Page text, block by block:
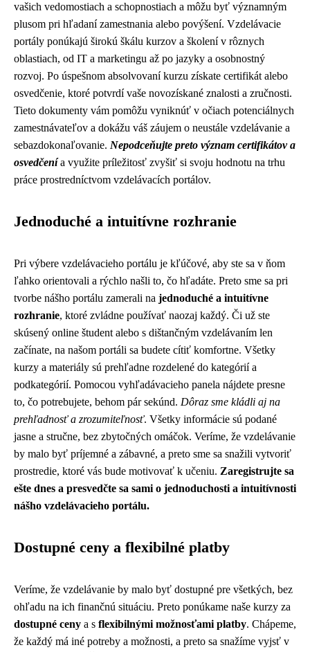
vašich vedomostiach a schopnostiach a môžu byť významným
plusom pri hľadaní zamestnania alebo povýšení. Vzdelávacie
portály ponúkajú širokú škálu kurzov a školení v rôznych
oblastiach, od IT a marketingu až po jazyky a osobnostný
rozvoj. Po úspešnom absolvovaní kurzu získate certifikát alebo
osvedčenie, ktoré potvrdí vaše novozískané znalosti a zručnosti.
Tieto dokumenty vám pomôžu vyniknúť v očiach potenciálnych
zamestnávateľov a dokážu váš záujem o neustále vzdelávanie a
sebazdokonaľovanie. Nepodceňujte preto význam certifikátov a
osvedčenía využite príležitosť zvyšiť si svoju hodnotu na trhu
práce prostredníctvom vzdelávacích portálov.
Jednoduché a intuitívne rozhranie
Pri výbere vzdelávacieho portálu je kľúčové, aby ste sa v ňom
ľahko orientovali a rýchlo našli to, čo hľadáte. Preto sme sa pri
tvorbe nášho portálu zamerali na jednoduché a intuitívne
rozhranie, ktoré zvládne používať naozaj každý. Či už ste
skúsený online študent alebo s dištančným vzdelávaním len
začínate, na našom portáli sa budete cítiť komfortne. Všetky
kurzy a materiály sú prehľadne rozdelené do kategórií a
podkategórií. Pomocou vyhľadávacieho panela nájdete presne
to, čo potrebujete, behom pár sekúnd. Dôraz sme kládli aj na
prehľadnosť a zrozumiteľnosť. Všetky informácie sú podané
jasne a stručne, bez zbytočných omáčok. Veríme, že vzdelávanie
by malo byť príjemné a zábavné, a preto sme sa snažili vytvoriť
prostredie, ktoré vás bude motivovať k učeniu. Zaregistrujte sa
ešte dnes a presvedčte sa sami o jednoduchosti a intuitívnosti
nášho vzdelávacieho portálu.
Dostupné ceny a flexibilné platby
Veríme, že vzdelávanie by malo byť dostupné pre všetkých, bez
ohľadu na ich finančnú situáciu. Preto ponúkame naše kurzy za
dostupné ceny a s flexibilnými možnosťami platby. Chápeme,
že každý má iné potreby a možnosti, a preto sa snažíme vyjsť v